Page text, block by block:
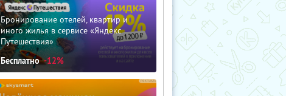
Бронирование отелей, квартир и
иного жилья в сервисе «Яндекс
Путешествия»
Бесплатно -12%